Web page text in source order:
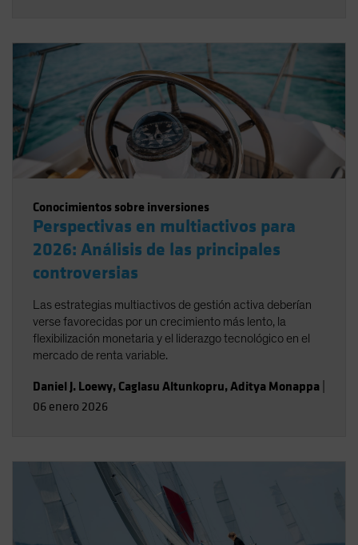
Conocimientos sobre inversiones
Perspectivas en multiactivos para
2026: Análisis de las principales
controversias
Las estrategias multiactivos de gestión activa deberían
verse favorecidas por un crecimiento más lento, la
flexibilización monetaria y el liderazgo tecnológico en el
mercado de renta variable.
Daniel J. Loewy, Caglasu Altunkopru,Aditya Monappa
06 enero 2026